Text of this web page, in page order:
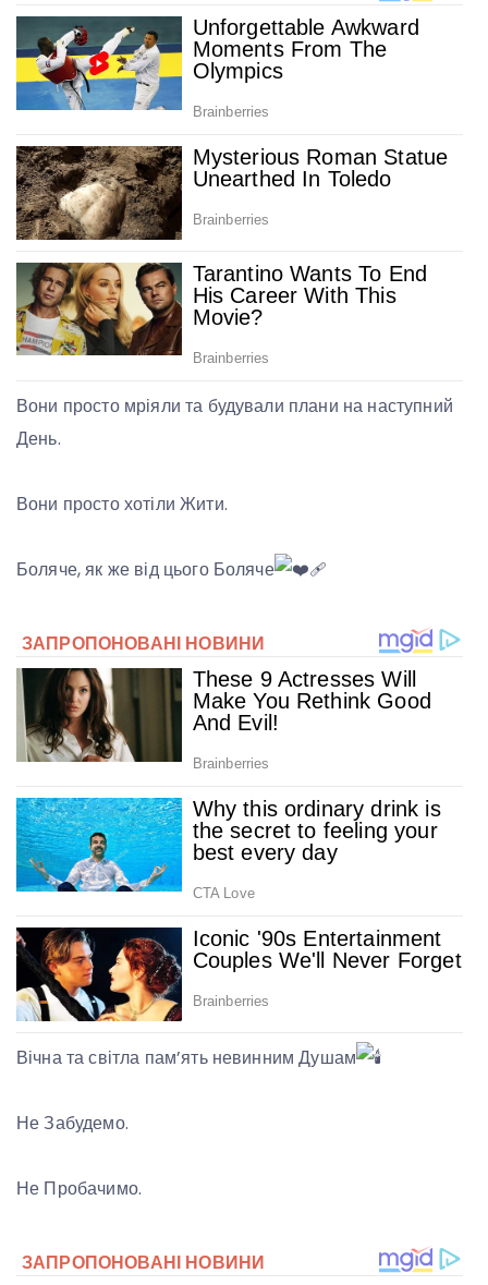
Вони просто мріяли та будували плани на наступний
День.
Вони просто хотіли Жити.
Боляче, як же від цього Боляче
Вічна та світла пам’ять невинним Душам
Не Забудемо.
Не Пробачимо.